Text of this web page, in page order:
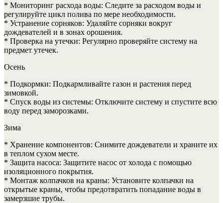
* Мониторинг расхода воды: Следите за расходом воды и
регулируйте цикл полива по мере необходимости.
* Устранение сорняков: Удаляйте сорняки вокруг
дождевателей и в зонах орошения.
* Проверка на утечки: Регулярно проверяйте систему на
предмет утечек.
Осень
* Подкормки: Подкармливайте газон и растения перед
зимовкой.
* Спуск воды из системы: Отключите систему и спустите всю
воду перед заморозками.
Зима
* Хранение компонентов: Снимите дождеватели и храните их
в теплом сухом месте.
* Защита насоса: Защитите насос от холода с помощью
изоляционного покрытия.
* Монтаж колпачков на краны: Установите колпачки на
открытые краны, чтобы предотвратить попадание воды в
замерзшие трубы.